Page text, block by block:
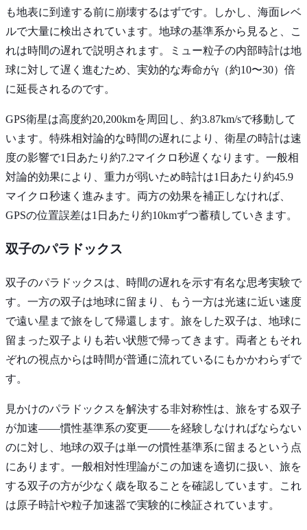
も地表に到達する前に崩壊するはずです。しかし、海面レベ
ルで大量に検出されています。地球の基準系から見ると、こ
れは時間の遅れで説明されます。ミュー粒子の内部時計は地
球に対して遅く進むため、実効的な寿命がγ（約10〜30）倍
に延長されるのです。
GPS衛星は高度約20,200kmを周回し、約3.87km/sで移動して
います。特殊相対論的な時間の遅れにより、衛星の時計は速
度の影響で1日あたり約7.2マイクロ秒遅くなります。一般相
対論的効果により、重力が弱いため時計は1日あたり約45.9
マイクロ秒速く進みます。両方の効果を補正しなければ、
GPSの位置誤差は1日あたり約10kmずつ蓄積していきます。
双子のパラドックス
双子のパラドックスは、時間の遅れを示す有名な思考実験で
す。一方の双子は地球に留まり、もう一方は光速に近い速度
で遠い星まで旅をして帰還します。旅をした双子は、地球に
留まった双子よりも若い状態で帰ってきます。両者ともそれ
ぞれの視点からは時間が普通に流れているにもかかわらずで
す。
見かけのパラドックスを解決する非対称性は、旅をする双子
が加速——慣性基準系の変更——を経験しなければならない
のに対し、地球の双子は単一の慣性基準系に留まるという点
にあります。一般相対性理論がこの加速を適切に扱い、旅を
する双子の方が少なく歳を取ることを確認しています。これ
は原子時計や粒子加速器で実験的に検証されています。